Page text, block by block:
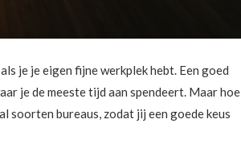
je je eigen fijne werkplek hebt. Een goed
je de meeste tijd aan spendeert. Maar hoe
soorten bureaus, zodat jij een goede keus